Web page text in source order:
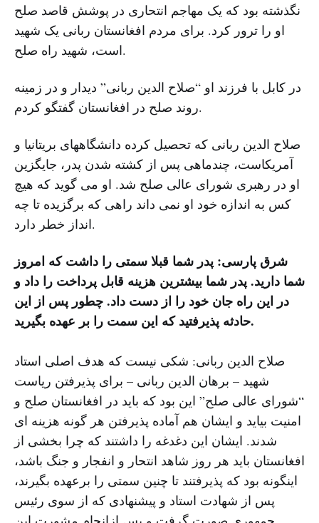
نگذشته بود که یک مهاجم انتحاری در پوشش قاصد صلح
او را ترور کرد. برای مردم افغانستان ربانی یک شهید
است، شهید راه صلح.
در کابل با فرزند او “صلاح الدین ربانی” دیدار و در زمینه
روند صلح در افغانستان گفتگو کردم.
صلاح الدین ربانی که تحصیل کرده دانشگاههای بریتانیا و
آمریکاست، چندماهی پس از کشته شدن پدر، جایگزین
او در رهبری شورای عالی صلح شد. او می گوید که هیچ
کس به اندازه خود او نمی داند راهی که برگزیده تا چه
انداز خطر دارد.
شرق پارسی: پدر شما قبلا سمتی را داشت که امروز
شما دارید. پدر شما بیشترین هزینه قابل پرداخت را داد و
در این راه جان خود را از دست داد. چطور پس از این
حادثه پذیرفتید که این سمت را بر عهده بگیرید.
صلاح الدین ربانی: شکی نیست که هدف اصلی استاد
شهید – برهان الدین ربانی – برای پذیرفتن ریاست
“شورای عالی صلح” این بود که باید در افغانستان صلح و
امنیت بیاید و ایشان هم آماده پذیرفتن هر گونه هزینه ای
شدند. ایشان این دغدغه را داشتند که چرا بخشی از
افغانستان باید هر روز شاهد انتحار و انفجار و جنگ باشد،
اینگونه بود که پذیرفتند تا چنین سمتی را برعهده بگیرند،
پس از شهادت استاد و پیشنهادی که از سوی رئیس